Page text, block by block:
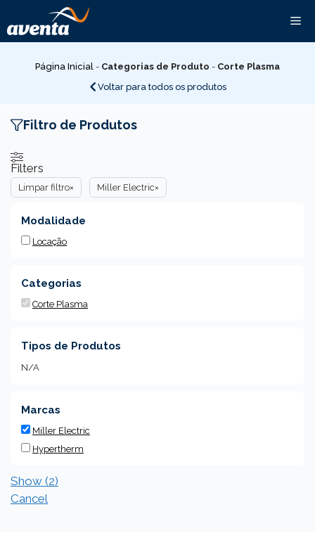
para
o
conteúdoPágina Inicial - Categorias de Produto - Corte Plasma
Voltar para todos os produtos
Filtro de Produtos
Filters
Limpar filtro× Miller Electric×
Modalidade
Locação
Categorias
Corte Plasma
Tipos de Produtos
N/A
Marcas
Miller Electric
Hypertherm
Show (2)
Cancel